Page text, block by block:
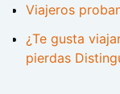
Viajeros
¿Te gusta
pierdas